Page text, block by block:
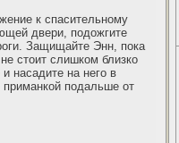
к спасительному
двери, подожгите
Защищайте Энн, пока
стоит слишком близко
насадите на него в
приманкой подальше от